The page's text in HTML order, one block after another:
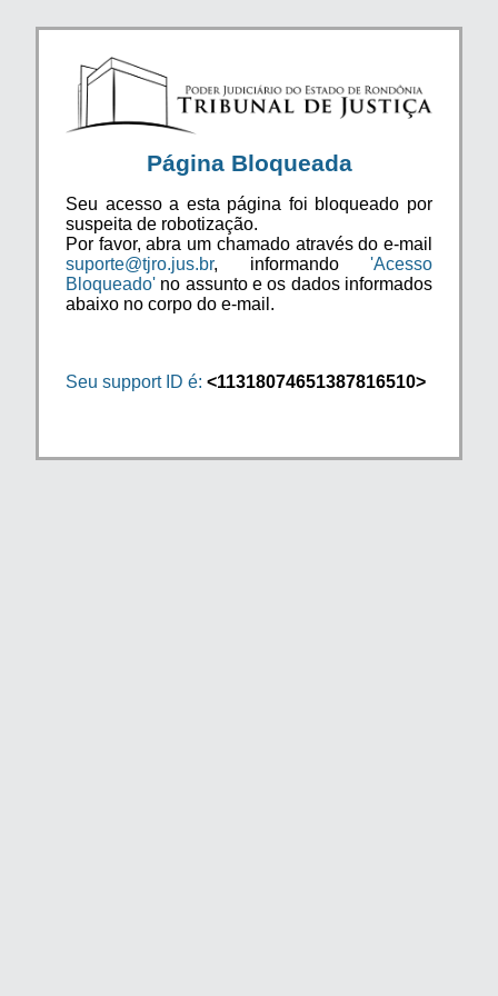
Página Bloqueada
Seu acesso a esta página foi bloqueado por
suspeita de robotização.
Por favor, abra um chamado através do e-mail
suporte@tjro.jus.br, informando 'Acesso
Bloqueado' no assunto e os dados informados
abaixo no corpo do e-mail.
Seu support ID é: <11318074651387816510>